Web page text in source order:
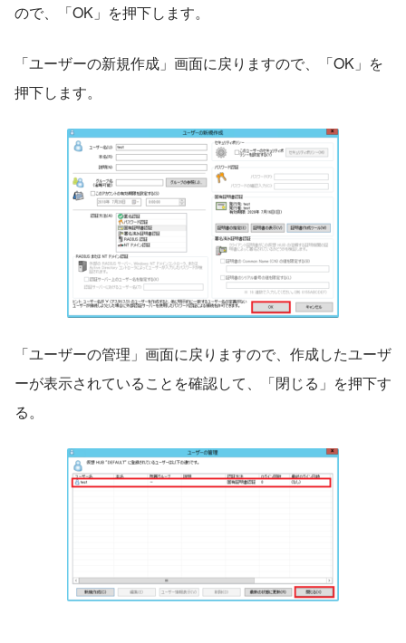
ので、「OK」を押下します。
「ユーザーの新規作成」画面に戻りますので、「OK」を
押下します。
「ユーザーの管理」画面に戻りますので、作成したユーザ
ーが表示されていることを確認して、「閉じる」を押下す
る。